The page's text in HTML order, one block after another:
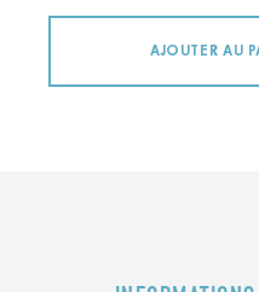
AJOUTER AU